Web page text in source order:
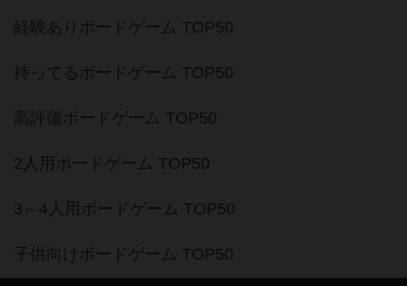
経験ありボードゲーム TOP50
持ってるボードゲーム TOP50
高評価ボードゲーム TOP50
2人用ボードゲーム TOP50
3～4人用ボードゲーム TOP50
子供向けボードゲーム TOP50